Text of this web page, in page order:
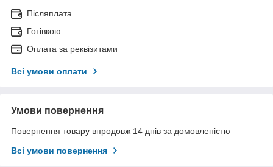
Післяплата
Готівкою
Оплата за реквізитами
Всі умови оплати
Умови повернення
Повернення товару впродовж 14 днів за домовленістю
Всі умови повернення